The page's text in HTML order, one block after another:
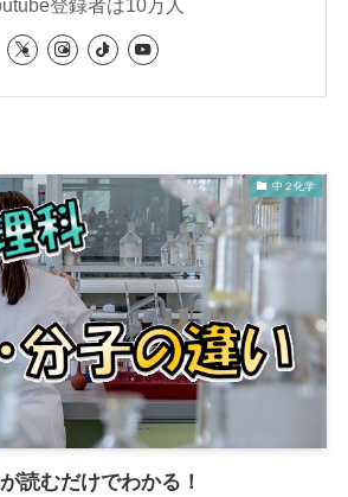
登録者は10万人
中２化学
読むだけでわかる！